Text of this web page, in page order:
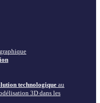
technologique au
3D dans les